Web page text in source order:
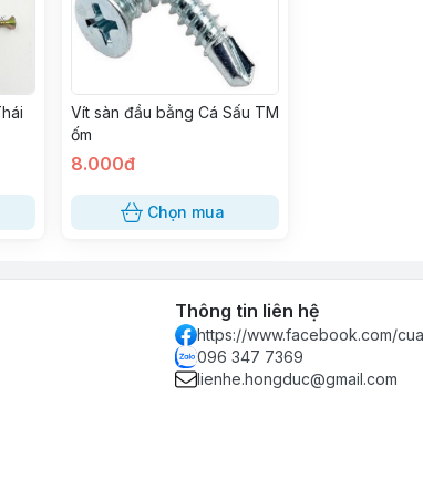
Vít sàn đầu bằng Cá Sấu TM
ốm
8.000đ
Chọn mua
Thông tin liên hệ
https://www.facebook.com/
096 347 7369
lienhe.hongduc@gmail.com